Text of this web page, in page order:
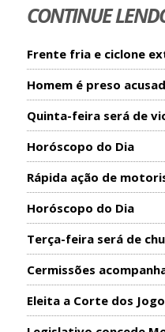
CONTINUE
Frente fria e ciclone
Homem é preso
Quinta-feira será de
Horóscopo do Dia
Rápida ação de
Horóscopo do Dia
Terça-feira será de
Cermissões
Eleita a Corte dos